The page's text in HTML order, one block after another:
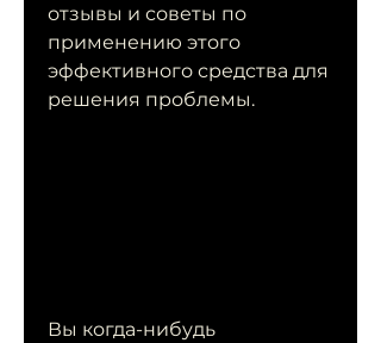
отзывы и советы по
применению этого
эффективного средства для
решения проблемы.
Вы когда-нибудь